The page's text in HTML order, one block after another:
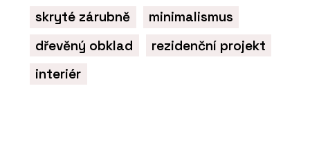
skryté zárubně
minimalismus
dřevěný obklad
rezidenční projekt
interiér